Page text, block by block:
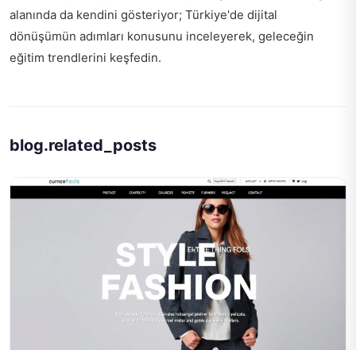
alanında da kendini gösteriyor; Türkiye'de dijital
dönüşümün adımları konusunu inceleyerek, geleceğin
eğitim trendlerini keşfedin.
blog.related_posts